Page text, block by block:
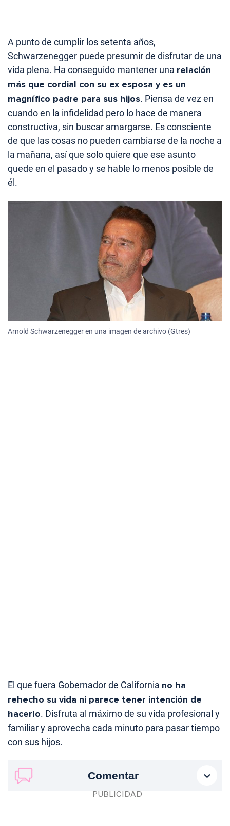
A punto de cumplir los setenta años,
Schwarzenegger puede presumir de disfrutar de una
vida plena. Ha conseguido mantener una relación
más que cordial con su ex esposa y es un
magnífico padre para sus hijos. Piensa de vez en
cuando en la infidelidad pero lo hace de manera
constructiva, sin buscar amargarse. Es consciente
de que las cosas no pueden cambiarse de la noche a
la mañana, así que solo quiere que ese asunto
quede en el pasado y se hable lo menos posible de
él.
Arnold Schwarzenegger en una imagen de archivo (Gtres)
El que fuera Gobernador de California no ha
rehecho su vida ni parece tener intención de
hacerlo. Disfruta al máximo de su vida profesional y
familiar y aprovecha cada minuto para pasar tiempo
con sus hijos.
Comentar